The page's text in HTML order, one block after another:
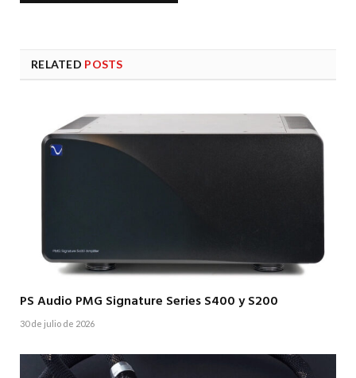
RELATED POSTS
PS Audio PMG Signature Series S400 y S200
30 de julio de 2026